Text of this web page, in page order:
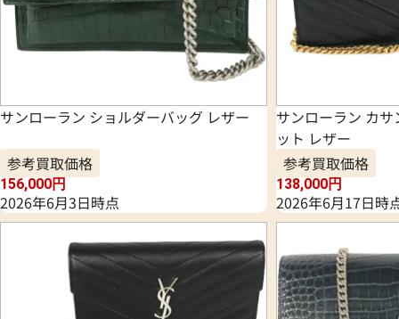
サンローラン ショルダーバッグ レザー
参考買取価格
156,000円
2026年6月3日時点
サンローラン カ
ット レザー
参考買取価格
138,000円
2026年6月17日時